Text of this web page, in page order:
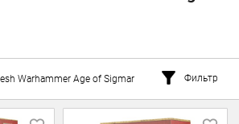
Warhammer Age of Sigmar Фильтр